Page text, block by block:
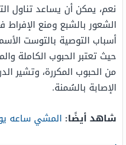
نعم، يمكن أن يساعد تناول
الشعور بالشبع ومنع
أسباب التوصية بالتوست
حيث تعتبر الحبوب الكاملة
من الحبوب المكررة، وتشير
الإصابة بالسُمنة.
شاهد أيضًا: المشي ساعه